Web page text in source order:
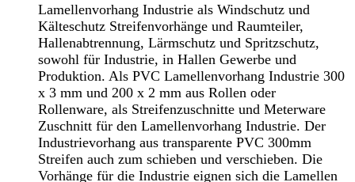
Lamellenvorhang Industrie als Windschutz und
Kälteschutz Streifenvorhänge und Raumteiler,
Hallenabtrennung, Lärmschutz und Spritzschutz,
sowohl für Industrie, in Hallen Gewerbe und
Produktion. Als PVC Lamellenvorhang Industrie 300
x 3 mm und 200 x 2 mm aus Rollen oder
Rollenware, als Streifenzuschnitte und Meterware
Zuschnitt für den Lamellenvorhang Industrie. Der
Industrievorhang aus transparente PVC 300mm
Streifen auch zum schieben und verschieben. Die
Vorhänge für die Industrie eignen sich die Lamellen